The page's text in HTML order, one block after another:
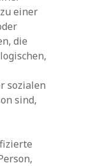
einer
die
sozialen
sind,